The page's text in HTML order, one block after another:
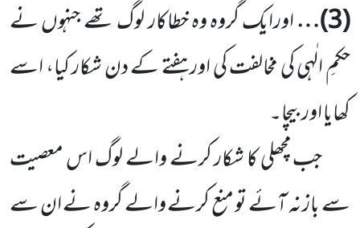
(
3
)…اورایک گروہ وہ خطاکار لوگ تھے جنہوں نے
حکمِ الٰہی کی مخالفت کی اور ہفتے کے دن شکار کیا، اسے
کھایا اوربیچا۔
جب مچھلی کا شکار کرنے والے لوگ اس معصیت
سے باز نہ آئے تو منع کرنے والے گروہ نے ان سے